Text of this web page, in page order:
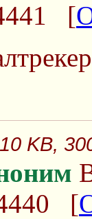
[
10 KB,
[